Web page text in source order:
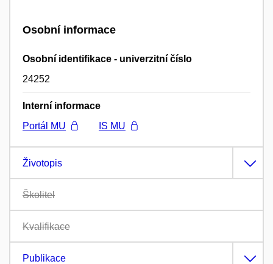
Osobní informace
Osobní identifikace - univerzitní číslo
24252
Interní informace
Portál MU
IS MU
Životopis
Školitel
Kvalifikace
Publikace